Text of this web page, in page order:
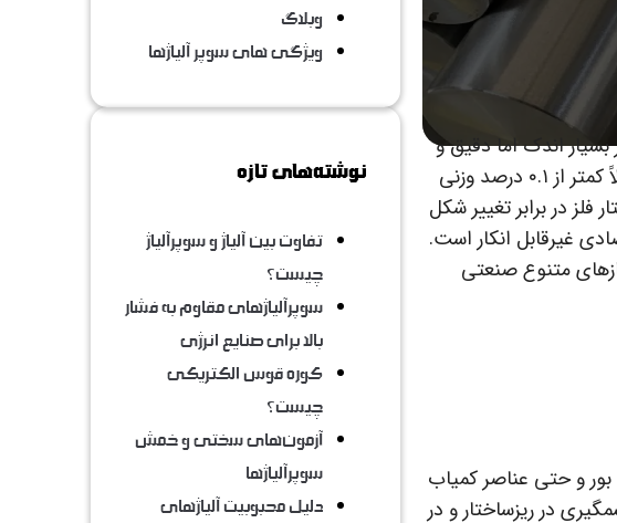
بسیار اندک اما دقیق و
کنترل‌شده از عناصر آلیاژی خاص، تحولات بزرگی در خواص فلز پایه ایجاد می‌کنند. این مقادیر که معمولاً کمتر از ۰.۱ درصد وزنی
در برابر تغییر شکل
غیرقابل انکار است.
متنوع صنعتی
بور و حتی عناصر کمیاب
در ریزساختار و در
وبلاگ
ویژگی های سوپر آلیاژها
نوشته‌های تازه
تفاوت بین آلیاژ و سوپرآلیاژ
چیست؟
سوپرآلیاژهای مقاوم به فشار
بالا برای صنایع انرژی
کوره قوس الکتریکی
چیست؟
آزمون‌های سختی و خمش
سوپرآلیاژها
دلیل محبوبیت آلیاژهای